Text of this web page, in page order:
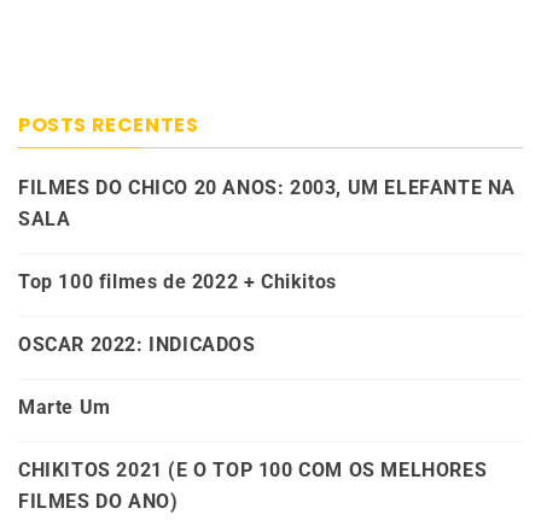
POSTS RECENTES
FILMES DO CHICO 20 ANOS: 2003, UM ELEFANTE NA
SALA
Top 100 filmes de 2022 + Chikitos
OSCAR 2022: INDICADOS
Marte Um
CHIKITOS 2021 (E O TOP 100 COM OS MELHORES
FILMES DO ANO)